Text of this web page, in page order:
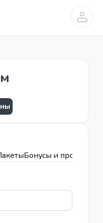
Бонусы и промокоды